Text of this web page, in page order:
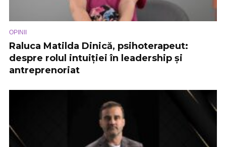
OPINII
Raluca Matilda Dinică, psihoterapeut:
despre rolul intuiției în leadership și
antreprenoriat